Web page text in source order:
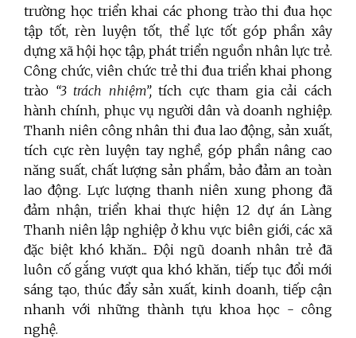
trường học triển khai các phong trào thi đua học
tập tốt, rèn luyện tốt, thể lực tốt góp phần xây
dựng xã hội học tập, phát triển nguồn nhân lực trẻ.
Công chức, viên chức trẻ thi đua triển khai phong
trào “3 trách nhiệm”,tích cực tham gia cải cách
hành chính, phục vụ người dân và doanh nghiệp.
Thanh niên công nhân thi đua lao động, sản xuất,
tích cực rèn luyện tay nghề, góp phần nâng cao
năng suất, chất lượng sản phẩm, bảo đảm an toàn
lao động. Lực lượng thanh niên xung phong đã
đảm nhận, triển khai thực hiện 12 dự án Làng
Thanh niên lập nghiệp ở khu vực biên giới, các xã
đặc biệt khó khăn... Đội ngũ doanh nhân trẻ đã
luôn cố gắng vượt qua khó khăn, tiếp tục đổi mới
sáng tạo, thúc đẩy sản xuất, kinh doanh, tiếp cận
nhanh với những thành tựu khoa học - công
nghệ.